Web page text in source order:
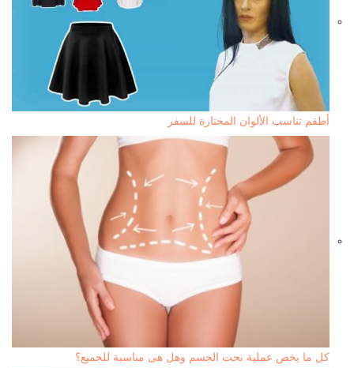
أطقم تناسب الألوان المختارة للسفر
كل ما يخص عملية نحت الجسم وهل هى مناسبة للجميع؟